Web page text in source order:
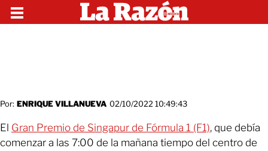
Por: ENRIQUE VILLANUEVA 02/10/2022 10:49:43
El Gran Premio de Singapur de Fórmula 1 (F1), que debía
comenzar a las 7:00 de la mañana tiempo del centro de